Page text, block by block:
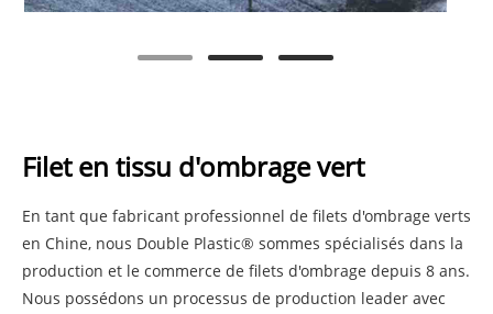
Filet en tissu d'ombrage vert
En tant que fabricant professionnel de filets d'ombrage verts
en Chine, nous Double Plastic® sommes spécialisés dans la
production et le commerce de filets d'ombrage depuis 8 ans.
Nous possédons un processus de production leader avec